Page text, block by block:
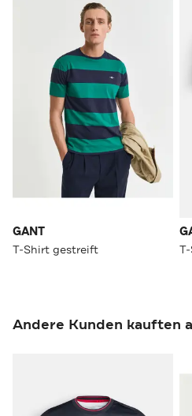
GANT
T-Shirt gestreift
Andere Kunden kauften